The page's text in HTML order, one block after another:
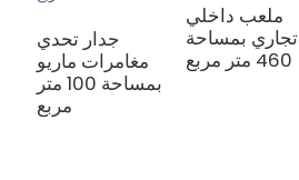
جدار تحدي
مغامرات ماريو
بمساحة 100 متر
مربع
ملعب داخلي
تجاري بمساحة
460 متر مربع